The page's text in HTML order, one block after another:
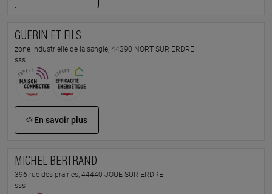
GUERIN ET FILS
zone industrielle de la sangle, 44390 NORT SUR ERDRE
sss
En savoir plus
MICHEL BERTRAND
396 rue des prairies, 44440 JOUE SUR ERDRE
sss